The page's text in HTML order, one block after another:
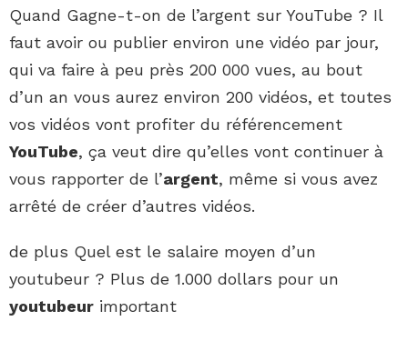
Quand Gagne-t-on de l’argent sur YouTube ? Il
faut avoir ou publier environ une vidéo par jour,
qui va faire à peu près 200 000 vues, au bout
d’un an vous aurez environ 200 vidéos, et toutes
vos vidéos vont profiter du référencement
YouTube, ça veut dire qu’elles vont continuer à
vous rapporter de l’argent, même si vous avez
arrêté de créer d’autres vidéos.
de plus Quel est le salaire moyen d’un
youtubeur ? Plus de 1.000 dollars pour un
youtubeur important